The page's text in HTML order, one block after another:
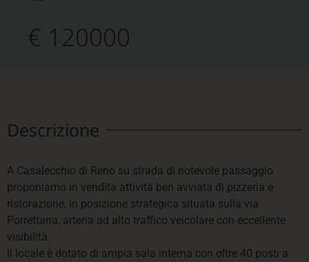
€ 120000
Descrizione
A Casalecchio di Reno su strada di notevole passaggio
proponiamo in vendita attività ben avviata di pizzeria e
ristorazione, in posizione strategica situata sulla via
Porrettana, arteria ad alto traffico veicolare con eccellente
visibilità.
Il locale è dotato di ampia sala interna con oltre 40 posti a